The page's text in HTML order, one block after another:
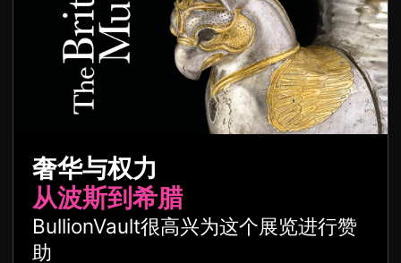
奢华与权力
从波斯到希腊
BullionVault很高兴为这个展览进行赞
助